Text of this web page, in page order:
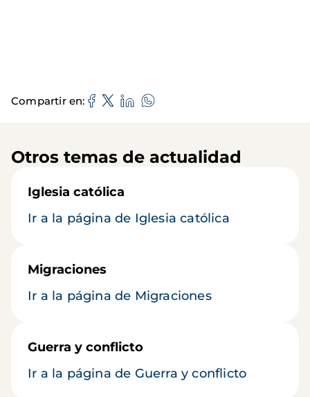
Compartir en
Otros temas de actualidad
Iglesia católica
Ir a la página de Iglesia católica
Migraciones
Ir a la página de Migraciones
Guerra y conflicto
Ir a la página de Guerra y conflicto